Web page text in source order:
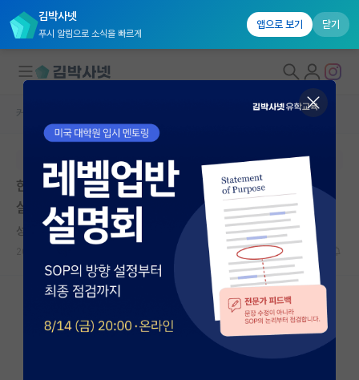
김박사넷
푸시 알림으로 소식을 빠르게
앱으로 보기 닫기
대학원생 모집
국내대학원 정보
연구실&오픈랩
커뮤니티
커뮤니티 홈
전체글보기
베스트 게시판
커뮤니티 홈
본문이 수정되지 않는 박제글입니다.
한양대학교 신소재공학과 에너지 촉매 소재 및 소자 연구
실 대학원생 모집
성실한 밀턴 프리드먼